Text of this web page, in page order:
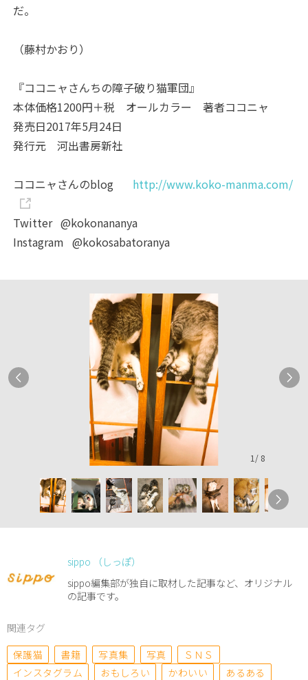
だ。
（藤村かおり）
『ココニャさんちの障子破り猫軍団』
本体価格1200円＋税 オールカラー 著者ココニャ
発売日2017年5月24日
発行元 河出書房新社
ココニャさんのblog http://www.koko-manma.com/
Twitter @kokonananya
Instagram @kokosabatoranya
1 / 8
sippo （しっぽ）
sippo編集部が独自に取材した記事など、オリジナル
の記事です。
関連タグ
保護猫
書籍 写真集 写真
ＳＮＳ
インスタグラム
おもしろい かわいい あるある